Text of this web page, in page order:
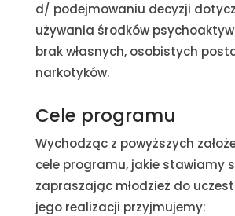
d/ podejmowaniu decyzji
używania środków
brak własnych, osobistych
narkotyków.
Cele programu
Wychodząc z powyższych
cele programu, jakie stawiamy
zapraszając młodzież do
jego realizacji przyjmujemy: